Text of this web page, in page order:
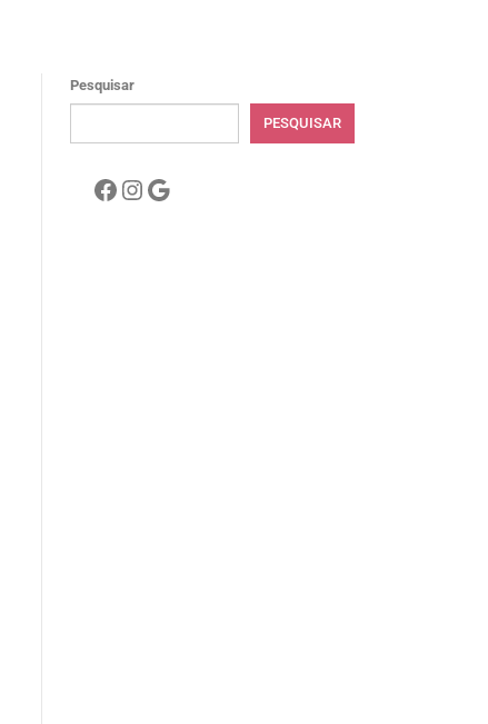
Pesquisar
PESQUISAR
Facebook
Instagram
Google